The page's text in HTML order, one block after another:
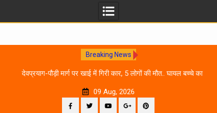
Breaking News
देवप्रयाग-पौड़ी मार्ग पर खाई में गिरी कार, 5 लोगों की मौत.. घायल बच्चे का
09 Aug, 2026